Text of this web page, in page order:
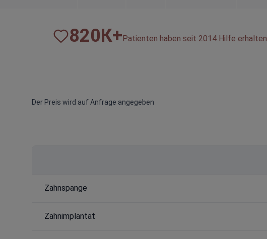
820К+Patienten haben seit 2014 Hilfe erhalten
Der Preis wird auf Anfrage angegeben
Zahnspange
Zahnimplantat